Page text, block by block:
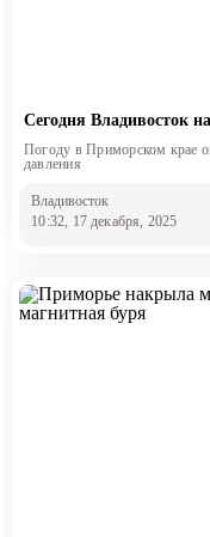
Сегодня Владивосток
Погоду в Приморском крае
давления
Владивосток
10:32, 17 декабря, 2025